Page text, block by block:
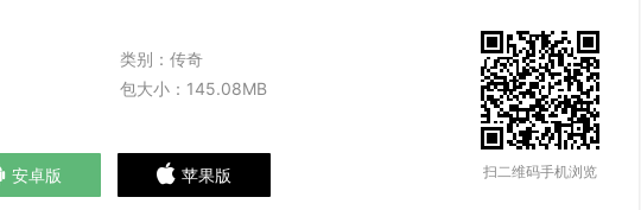
类别：传奇
包大小： 145.08MB
安卓版 苹果版 扫二维码手机浏览